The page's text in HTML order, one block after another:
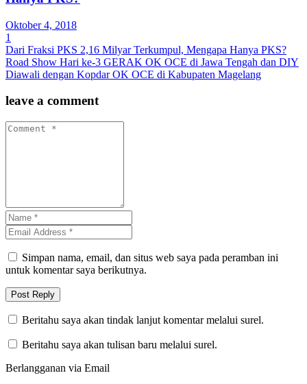
Oktober 4, 2018
1
Dari Fraksi PKS 2,16 Milyar Terkumpul, Mengapa Hanya PKS?
Road Show Hari ke-3 GERAK OK OCE di Jawa Tengah dan DIY
Diawali dengan Kopdar OK OCE di Kabupaten Magelang
leave a comment
Simpan nama, email, dan situs web saya pada peramban ini
untuk komentar saya berikutnya.
Beritahu saya akan tindak lanjut komentar melalui surel.
Beritahu saya akan tulisan baru melalui surel.
Berlangganan via Email